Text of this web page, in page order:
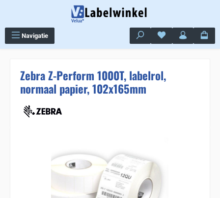
Navigatie Je hebt 0 items op
Zebra Z-Perform 1000T, labelrol,
normaal papier, 102x165mm